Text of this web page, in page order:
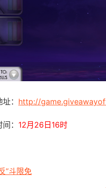
： http://
： 12月26日16时
”斗限免